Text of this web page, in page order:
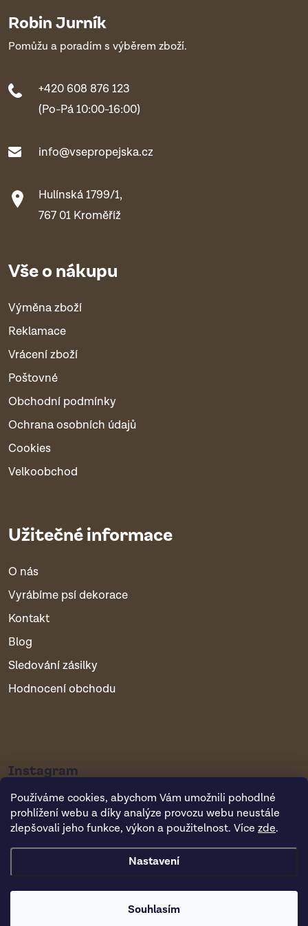
Používáme cookies, abychom Vám umožnili pohodlné
prohlížení webu a díky analýze provozu webu neustále
zlepšovali jeho funkce, výkon a použitelnost. Více zde.
Nastavení
Souhlasím
Robin Jurník
Pomůžu a poradím s výběrem zboží.
+420 608 876 123
(Po-Pá 10:00-16:00)
info@vsepropejska.cz
Hulínská 1799/1,
767 01 Kroměříž
Vše o nákupu
Výměna zboží
Reklamace
Vrácení zboží
Poštovné
Obchodní podmínky
Ochrana osobních údajů
Cookies
Velkoobchod
Užitečné informace
O nás
Vyrábíme psí dekorace
Kontakt
Blog
Sledování zásilky
Hodnocení obchodu
Instagram
Copyright 2026Vsepropejska.cz. Všechna práva vyhrazena.